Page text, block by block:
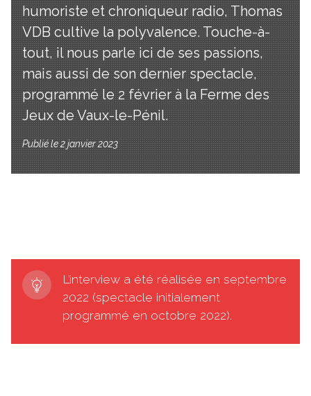
humoriste et chroniqueur radio, Thomas
VDB cultive la polyvalence. Touche-à-
tout, il nous parle ici de ses passions,
mais aussi de son dernier spectacle,
programmé le 2 février à la Ferme des
Jeux de Vaux-le-Pénil.
Publié le 2 janvier 2023
L’interview a été réalisée en septembre
2022 (spectacle initialement
programmé en octobre 2022).